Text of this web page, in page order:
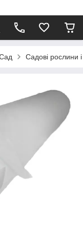
Садові рослини